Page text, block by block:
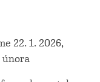
22. 1. 2026,
února